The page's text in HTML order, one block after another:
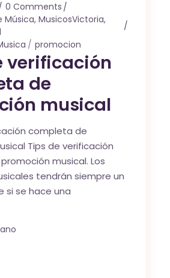
0 Comments
Música,MusicosVictoria,
promocion
verificación
de
musical
completa de
Tips de verificación
musical. Los
tendrán siempre un
si se hace una